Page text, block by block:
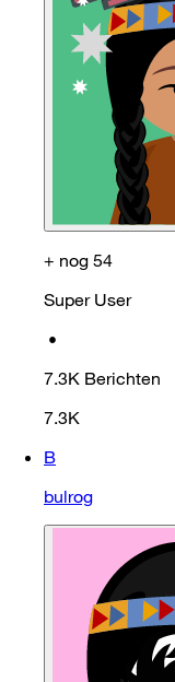
+ nog 54
Super User
•
7.3K Berichten
7.3K
B
bulrog